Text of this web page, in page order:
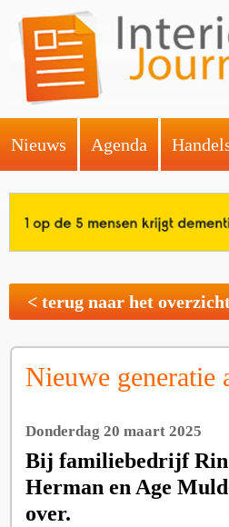
Nieuws Agenda
< terug naar het
Nieuwe generatie
Donderdag 20 maart 2025
Bij familiebedrijf
Herman en Age
over.